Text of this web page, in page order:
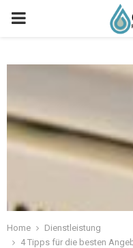
Home
Dienstleistung
4 Tipps für die besten